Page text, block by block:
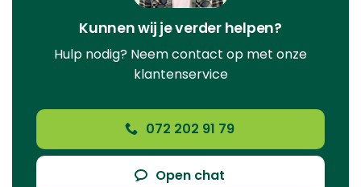
Kunnen wij je verder helpen?
Hulp nodig? Neem contact op met onze
klantenservice
072 202 91 79
Open chat